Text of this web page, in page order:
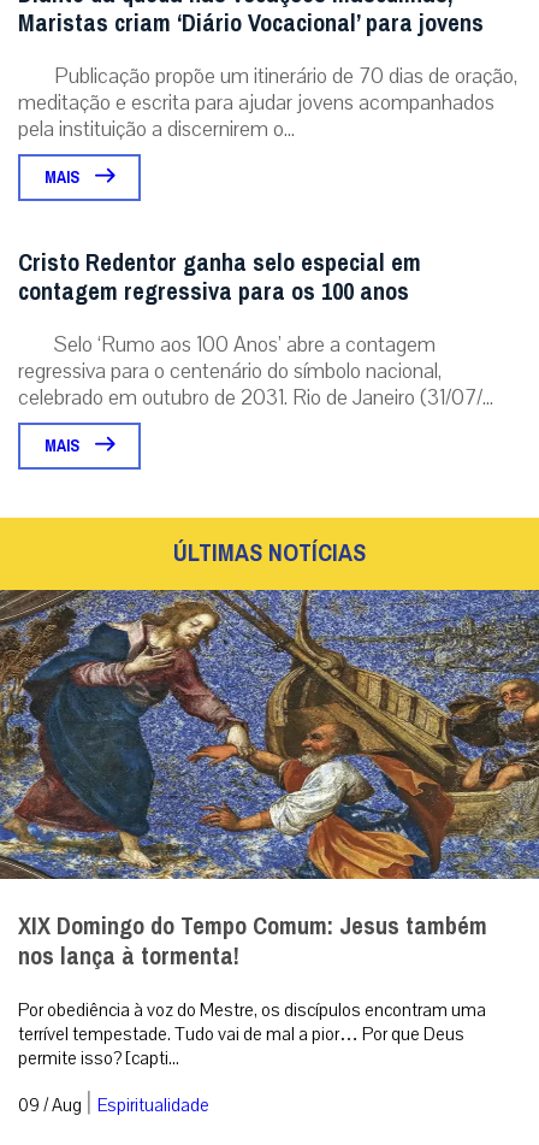
Maristas criam ‘Diário Vocacional’ para jovens
Publicação propõe um itinerário de 70 dias de oração,
meditação e escrita para ajudar jovens acompanhados
pela instituição a discernirem o...
MAIS
Cristo Redentor ganha selo especial em
contagem regressiva para os 100 anos
Selo ‘Rumo aos 100 Anos’ abre a contagem
regressiva para o centenário do símbolo nacional,
celebrado em outubro de 2031. Rio de Janeiro (31/07/...
MAIS
ÚLTIMAS NOTÍCIAS
XIX Domingo do Tempo Comum: Jesus também
nos lança à tormenta!
Por obediência à voz do Mestre, os discípulos encontram uma
terrível tempestade. Tudo vai de mal a pior… Por que Deus
permite isso? [capti...
09 / Aug | Espiritualidade